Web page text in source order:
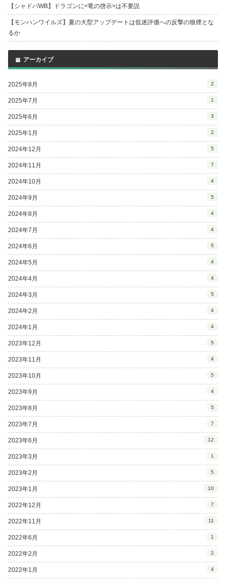
【シャドバWB】ドラゴンに<竜の啓示>は不要説
【モンハンワイルズ】夏の大型アップデートは低迷評価への反撃の狼煙とな
るか
アーカイブ
2025年8月 2
2025年7月 1
2025年6月 3
2025年1月 2
2024年12月 5
2024年11月 7
2024年10月 4
2024年9月 5
2024年8月 4
2024年7月 4
2024年6月 5
2024年5月 4
2024年4月 4
2024年3月 5
2024年2月 4
2024年1月 4
2023年12月 5
2023年11月 4
2023年10月 5
2023年9月 4
2023年8月 5
2023年7月 7
2023年6月 12
2023年3月 1
2023年2月 5
2023年1月 10
2022年12月 7
2022年11月 11
2022年6月 1
2022年2月 2
2022年1月 4